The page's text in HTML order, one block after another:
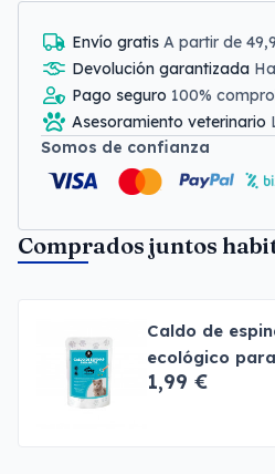
Envío gratis A partir de
Devolución garantizada
Pago seguro 100%
Asesoramiento veterinario
Somos de confianza
Comprados juntos
Caldo de
ecológico
1,99 €